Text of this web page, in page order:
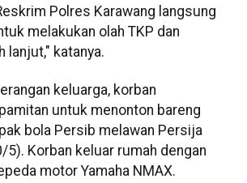
Polres Karawang langsung
melakukan olah TKP dan
lanjut," katanya.
keluarga, korban
untuk menonton bareng
bola Persib melawan Persija
5). Korban keluar rumah dengan
motor Yamaha NMAX.